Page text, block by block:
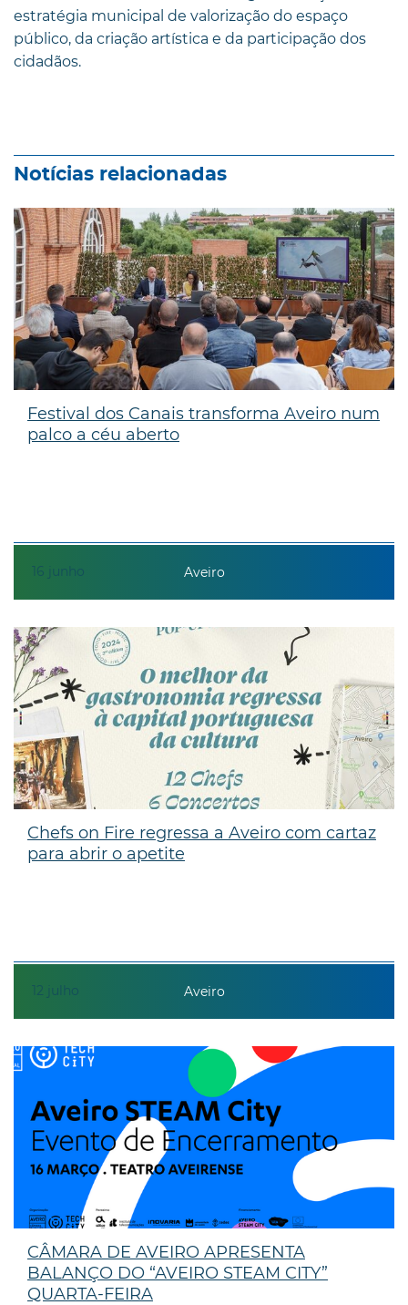
estratégia municipal de valorização do espaço
público, da criação artística e da participação dos
cidadãos.
Notícias relacionadas
16 junho
Festival dos Canais transforma Aveiro num
palco a céu aberto
Aveiro
12 julho
Chefs on Fire regressa a Aveiro com cartaz
para abrir o apetite
Aveiro
CÂMARA DE AVEIRO APRESENTA
BALANÇO DO “AVEIRO STEAM CITY”
QUARTA-FEIRA